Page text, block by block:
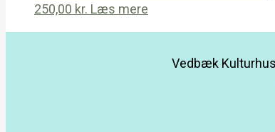
250,00 kr. Læs mere
Vedbæk